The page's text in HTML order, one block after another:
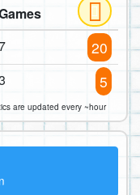
20
5
are updated every ~hour